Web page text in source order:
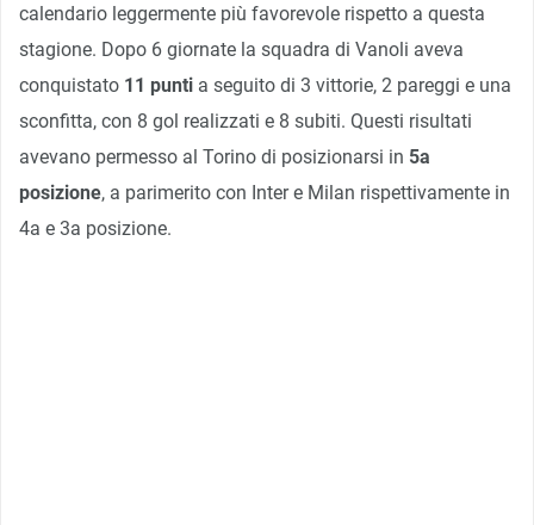
calendario leggermente più favorevole rispetto a questa
stagione. Dopo 6 giornate la squadra di Vanoli aveva
conquistato 11 punti a seguito di 3 vittorie, 2 pareggi e una
sconfitta, con 8 gol realizzati e 8 subiti. Questi risultati
avevano permesso al Torino di posizionarsi in 5a
posizione, a parimerito con Inter e Milan rispettivamente in
4a e 3a posizione.